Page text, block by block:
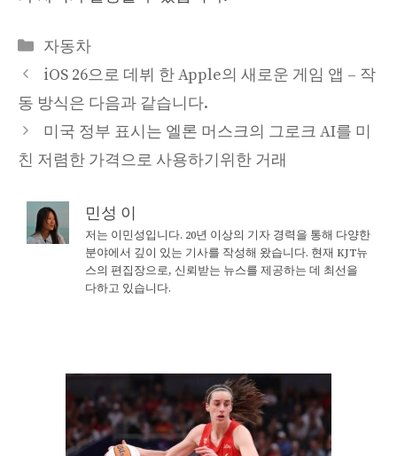
Categories
자동차
iOS 26으로 데뷔 한 Apple의 새로운 게임 앱 – 작
동 방식은 다음과 같습니다.
미국 정부 표시는 엘론 머스크의 그로크 AI를 미
친 저렴한 가격으로 사용하기위한 거래
민성 이
저는 이민성입니다. 20년 이상의 기자 경력을 통해 다양한
분야에서 깊이 있는 기사를 작성해 왔습니다. 현재 KJT뉴
스의 편집장으로, 신뢰받는 뉴스를 제공하는 데 최선을
다하고 있습니다.